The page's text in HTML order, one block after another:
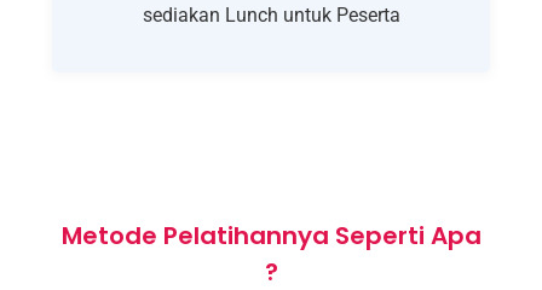
sediakan Lunch untuk Peserta
Metode Pelatihannya Seperti Apa
?